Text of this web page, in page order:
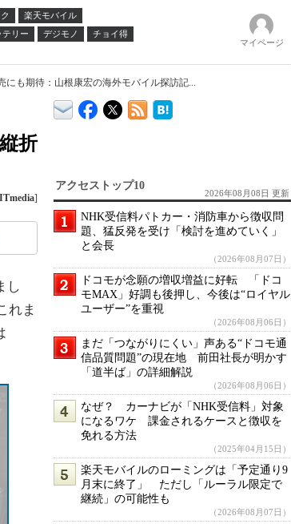
楽天モバイル
テリー デジモノ
チョイ得
マイページ
も期待：山根康宏の海外モバイル探訪記...
折
ITmedia]
し
れま
アクセストップ10
2026年08月08日 更新
NHK受信料パトカー・消防車から徴収問
題、猛反発を受け「検討を進めていく」
と会長
（2026年08月07日）
ドコモが念願の増収増益に好転 「ドコ
モMAX」好調も後押し、今後は“ロイヤル
ユーザー”を重視
（2026年08月06日）
まだ「つながりにくい」声ある“ドコモ通
信品質問題”の現在地 前田社長が明かす
「道半ば」の詳細解説
（2026年08月06日）
なぜ？ カーナビが「NHK受信料」対象
になるワケ 課金されるケースと徴収を
免れる方法
（2025年04月15日）
楽天モバイルのローミングは「予定通り9
月末に終了」 ただし「ルーラル限定で
継続」の可能性も
（2026年08月07日）